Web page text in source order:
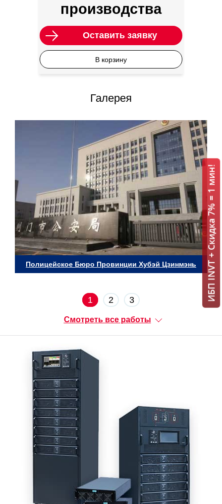
производства
Оставить заявку
В корзину
Галерея
Полицейское Бюро Провинции Хубэй Цзинмэнь
1 2 3
Смотреть все работы
ИБП INVT + Скидка 7% = 1 мин!